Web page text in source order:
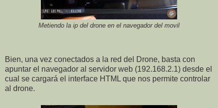
Metiendo la ip del drone en el navegador del movil
Bien, una vez conectados a la red del Drone, basta con
apuntar el navegador al servidor web (192.168.2.1) desde el
cual se cargará el interface HTML que nos permite controlar
al drone.